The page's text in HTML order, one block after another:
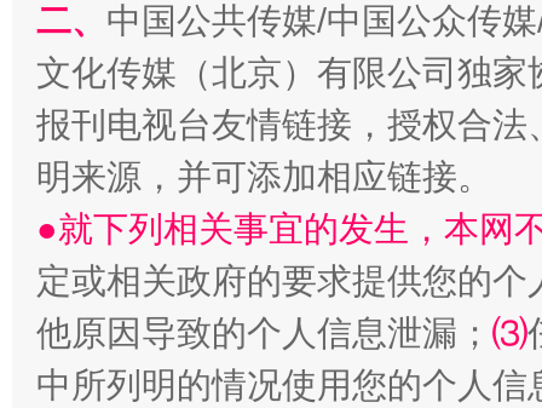
揭批美国五大"原罪"
二、 中国公共传媒/中国公众传
文化传媒（北京）有限公司独
报刊电视台友情链接，授权合
明来源，并可添加相应链接。
●就下列相关事宜的发生，本网
定或相关政府的要求提供您的个
他原因导致的个人信息泄漏； ⑶
中所列明的情况使用您的个人